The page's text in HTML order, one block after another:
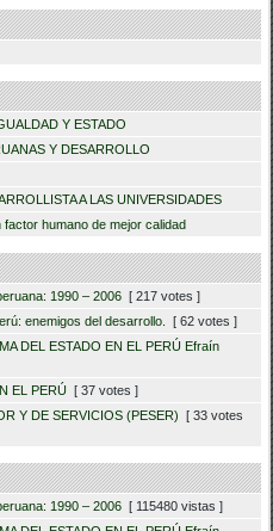
Y ESTADO
Y DESARROLLO
A LAS UNIVERSIDADES
humano de mejor calidad
1990 – 2006 [ 217 votes ]
enemigos del desarrollo.
[ 62 votes ]
DEL ESTADO EN EL PERÚ Efraín
EL PERÚ [ 37 votes ]
Y DE SERVICIOS (PESER) [ 33 votes
1990 – 2006 [ 115480 vistas ]